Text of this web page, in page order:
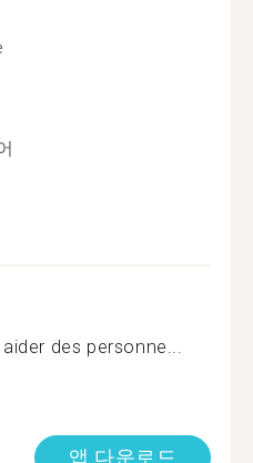
des personne...
앱 다운로드